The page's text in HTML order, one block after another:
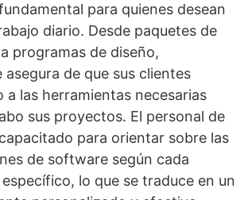
para quienes desean
diario. Desde paquetes de
programas de diseño,
asegura de que sus clientes
a las herramientas necesarias
sus proyectos. El personal de
para orientar sobre las
de software según cada
lo que se traduce en un